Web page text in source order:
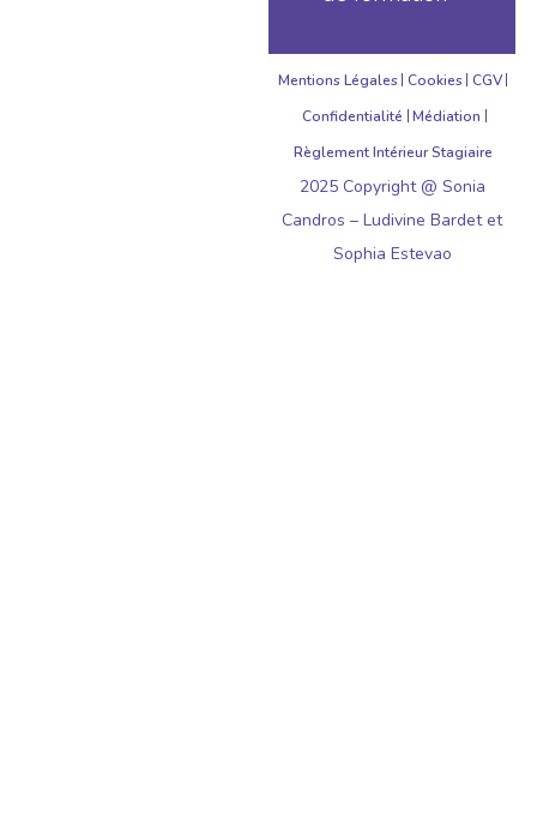
Mentions Légales Cookies CGV
Confidentialité Médiation
Règlement Intérieur Stagiaire
2025 Copyright @ Sonia
Candros – Ludivine Bardet et
Sophia Estevao